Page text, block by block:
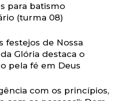
para batismo
(turma 08)
festejos de Nossa
Glória destaca o
pela fé em Deus
com os princípios,